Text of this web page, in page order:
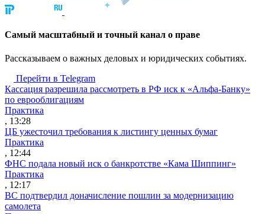
Cамый масштабный и точный канал о праве
Рассказываем о важных деловых и юридических событиях.
Перейти в Telegram
Кассация разрешила рассмотреть в РФ иск к «Альфа-Банку»
по еврооблигациям
Практика
, 13:28
ЦБ ужесточил требования к листингу ценных бумаг
Практика
, 12:44
ФНС подала новый иск о банкротстве «Кама Шиппинг»
Практика
, 12:17
ВС подтвердил доначисление пошлин за модернизацию
самолета